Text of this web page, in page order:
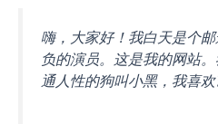
嗨，大家好！我白天是个
负的演员。这是我的网站
通人性的狗叫小黑，我喜欢